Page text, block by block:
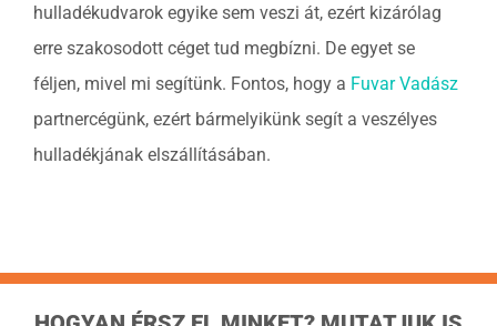
hulladékudvarok egyike sem veszi át, ezért kizárólag
erre szakosodott céget tud megbízni. De egyet se
féljen, mivel mi segítünk. Fontos, hogy a Fuvar Vadász
partnercégünk, ezért bármelyikünk segít a veszélyes
hulladékjának elszállításában.